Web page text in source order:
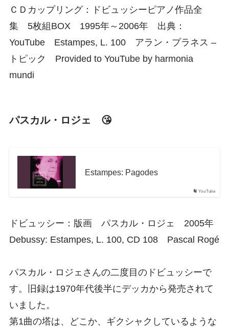
ＣＤカップリング：ドビュッシーピアノ作品全
集 5枚組BOX 1995年～2006年 出典：
YouTube Estampes, L. 100 アラン・プラネス –
トピック Provided to YouTube by harmonia
mundi
パスカル・ロジェ 😘
YouTube
Estampes: Pagodes
ドビュッシー：版画 パスカル・ロジェ 2005年
Debussy: Estampes, L. 100, CD 108 Pascal Rogé
パスカル・ロジェさんの二度目のドビュッシーで
す。旧録は1970年代後半にデッカから発売されて
いました。
第1曲の塔は、どこか、ギクシャクしているような